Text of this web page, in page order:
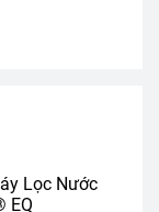
Lọc Nước
EQ